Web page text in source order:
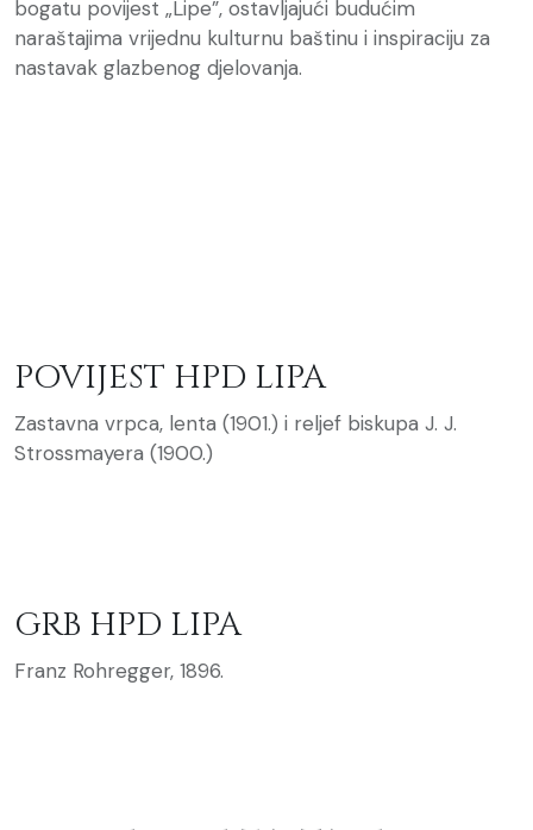
bogatu povijest „Lipe”, ostavljajući budućim
naraštajima vrijednu kulturnu baštinu i inspiraciju za
nastavak glazbenog djelovanja.
POVIJEST HPD LIPA
Zastavna vrpca, lenta (1901.) i reljef biskupa J. J.
Strossmayera (1900.)
GRB HPD LIPA
Franz Rohregger, 1896.